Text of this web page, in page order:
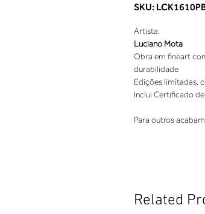
SKU:
Artista:
Luciano Mota
Obra em fineart
durabilidade
Edições limitadas,
Inclui Certificado
Para outros
Related